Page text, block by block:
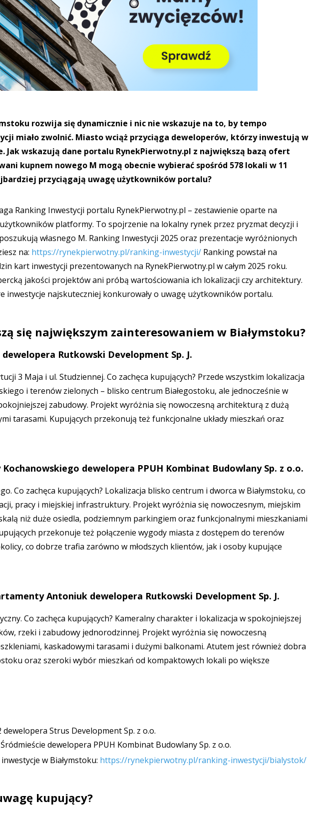
rozwija się dynamicznie i nic nie wskazuje na to, by tempo
miało zwolnić. Miasto wciąż przyciąga deweloperów, którzy inwestują w
Jak wskazują dane portalu RynekPierwotny.pl z największą bazą ofert
kupnem nowego M mogą obecnie wybierać spośród 578 lokali w 11
przyciągają uwagę użytkowników portalu?
Ranking Inwestycji portalu RynekPierwotny.pl – zestawienie oparte na
platformy. To spojrzenie na lokalny rynek przez pryzmat decyzji i
własnego M. Ranking Inwestycji 2025 oraz prezentacje wyróżnionych
na: https://rynekpierwotny.pl/ranking-inwestycji/ Ranking powstał na
kart inwestycji prezentowanych na RynekPierwotny.pl w całym 2025 roku.
jakości projektów ani próbą wartościowania ich lokalizacji czy architektury.
inwestycje najskuteczniej konkurowały o uwagę użytkowników portalu.
się największym zainteresowaniem w Białymstoku?
Rutkowski Development Sp. J.
3 Maja i ul. Studziennej. Co zachęca kupujących? Przede wszystkim lokalizacja
i terenów zielonych – blisko centrum Białegostoku, ale jednocześnie w
zabudowy. Projekt wyróżnia się nowoczesną architekturą z dużą
tarasami. Kupujących przekonują też funkcjonalne układy mieszkań oraz
dewelopera PPUH Kombinat Budowlany Sp. z o.o.
Co zachęca kupujących? Lokalizacja blisko centrum i dworca w Białymstoku, co
pracy i miejskiej infrastruktury. Projekt wyróżnia się nowoczesnym, miejskim
niż duże osiedla, podziemnym parkingiem oraz funkcjonalnymi mieszkaniami
przekonuje też połączenie wygody miasta z dostępem do terenów
co dobrze trafia zarówno w młodszych klientów, jak i osoby kupujące
Antoniuk dewelopera Rutkowski Development Sp. J.
Co zachęca kupujących? Kameralny charakter i lokalizacja w spokojniejszej
rzeki i zabudowy jednorodzinnej. Projekt wyróżnia się nowoczesną
kaskadowymi tarasami i dużymi balkonami. Atutem jest również dobra
oraz szeroki wybór mieszkań od kompaktowych lokali po większe
dewelopera Strus Development Sp. z o.o.
dewelopera PPUH Kombinat Budowlany Sp. z o.o.
w Białymstoku: https://rynekpierwotny.pl/ranking-inwestycji/bialystok/
kupujący?